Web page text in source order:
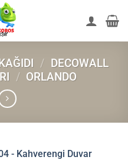
/ DECOWALL
/ ORLANDO